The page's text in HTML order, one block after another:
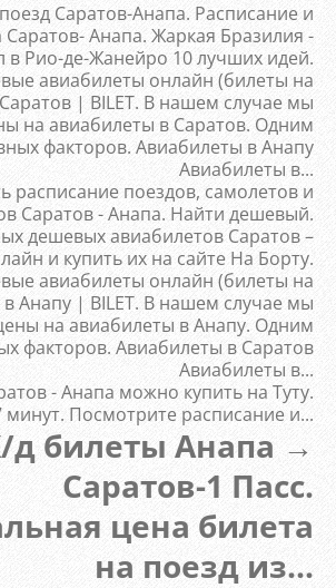
Саратов-Анапа. Расписание и
Анапа. Жаркая Бразилия -
в Рио-де-Жанейро 10 лучших идей.
авиабилеты онлайн (билеты на
| BILET. В нашем случае мы
на авиабилеты в Саратов. Одним
факторов. Авиабилеты в Анапу
Авиабилеты в...
расписание поездов, самолетов и
Саратов - Анапа. Найти дешевый.
дешевых авиабилетов Саратов –
и купить их на сайте На Борту.
авиабилеты онлайн (билеты на
в Анапу | BILET. В нашем случае мы
на авиабилеты в Анапу. Одним
факторов. Авиабилеты в Саратов
Авиабилеты в...
- Анапа можно купить на Туту.
минут. Посмотрите расписание и...
билеты Анапа →
Саратов-1 Пасс.
цена билета
на поезд из...